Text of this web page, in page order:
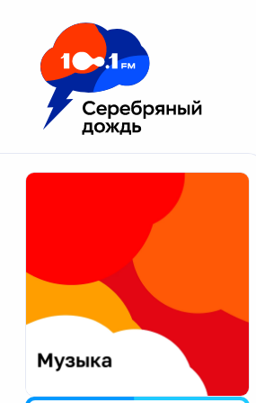
Москва 100.1 FM
Апатиты
Екатеринбург
Калининград
Калуга